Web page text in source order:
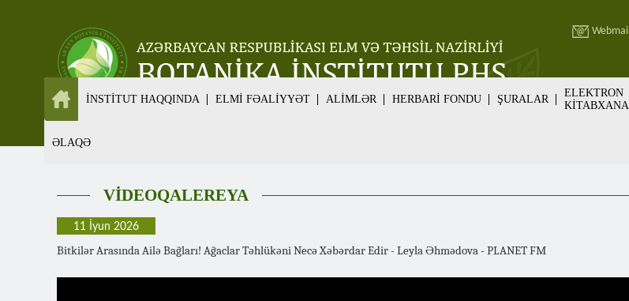
Webmail
İNSTİTUT HAQQINDA ELMİ FƏALİYYƏT ALİMLƏR HERBARİ FONDU ŞURALAR
ELEKTRON
KİTABXANA
ƏLAQƏ
VİDEOQALEREYA
11 İyun 2026
Bitkilər Arasında Ailə Bağları! Ağaclar Təhlükəni Necə Xəbərdar Edir - Leyla Əhmədova - PLANET FM